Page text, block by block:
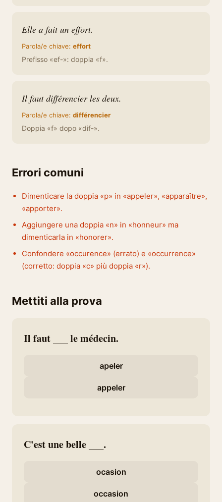
Elle a fait un effort.
Parola/e chiave: effort
Prefisso «ef-»: doppia «f».
Il faut différencier les deux.
Parola/e chiave: différencier
Doppia «f» dopo «dif-».
Errori comuni
Dimenticare la doppia «p» in «appeler», «apparaître»,
«apporter».
Aggiungere una doppia «n» in «honneur» ma
dimenticarla in «honorer».
Confondere «occurence» (errato) e «occurrence»
(corretto: doppia «c» più doppia «r»).
Mettiti alla prova
Il faut ___ le médecin.
apeler
appeler
C'est une belle ___.
ocasion
occasion